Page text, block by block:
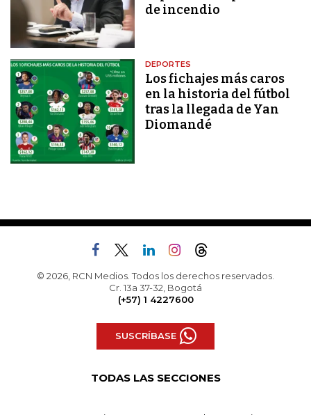
de incendio
DEPORTES
Los fichajes más caros
en la historia del fútbol
tras la llegada de Yan
Diomandé
© 2026, RCN Medios. Todos los derechos reservados.
Cr. 13a 37-32, Bogotá
(+57) 1 4227600
SUSCRÍBASE
TODAS LAS SECCIONES